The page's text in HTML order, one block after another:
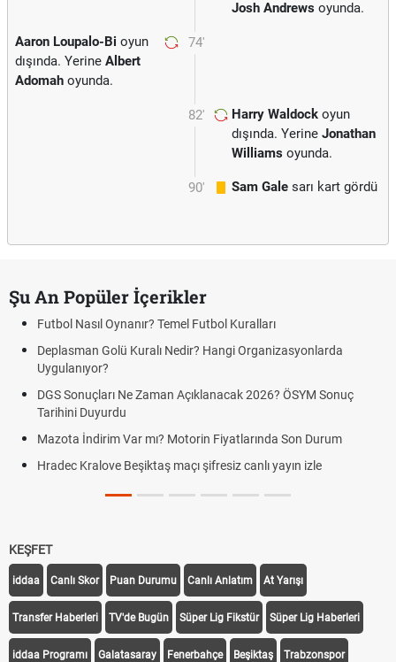
Josh Andrews oyunda.
74'
Aaron Loupalo-Bi oyun
dışında. Yerine Albert
Adomah oyunda.
82' Harry Waldock oyun
dışında. Yerine Jonathan
Williams oyunda.
90' Sam Gale sarı kart gördü
Şu An Popüler İçerikler
Futbol Nasıl Oynanır? Temel Futbol Kuralları
Deplasman Golü Kuralı Nedir? Hangi Organizasyonlarda
Uygulanıyor?
DGS Sonuçları Ne Zaman Açıklanacak 2026? ÖSYM Sonuç
Tarihini Duyurdu
Mazota İndirim Var mı? Motorin Fiyatlarında Son Durum
Hradec Kralove Beşiktaş maçı şifresiz canlı yayın izle
KEŞFET
iddaa Canlı Skor Puan Durumu Canlı Anlatım At Yarışı
Transfer Haberleri TV'de Bugün Süper Lig Fikstür Süper Lig Haberleri
iddaa Programı Galatasaray Fenerbahçe Beşiktaş Trabzonspor